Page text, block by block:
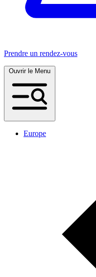
Prendre un rendez-vous
Europe